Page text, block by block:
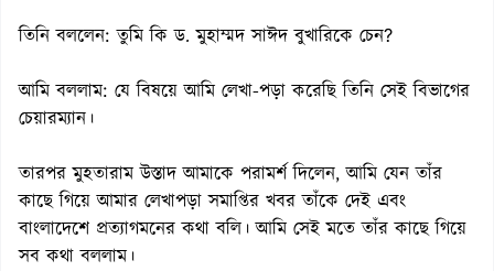
তিনি বললেন: তুমি কি ড. মুহাম্মদ সাঈদ বুখারিকে চেন?
আমি বললাম: যে বিষয়ে আমি লেখা-পড়া করেছি তিনি সেই বিভাগের
চেয়ারম্যান।
তারপর মুহতারাম উস্তাদ আমাকে পরামর্শ দিলেন, আমি যেন তাঁর
কাছে গিয়ে আমার লেখাপড়া সমাপ্তির খবর তাঁকে দেই এবং
বাংলাদেশে প্রত্যাগমনের কথা বলি। আমি সেই মতে তাঁর কাছে গিয়ে
সব কথা বললাম।